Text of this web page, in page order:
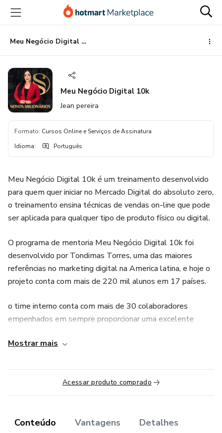
para
conteúdo
principal
para
pagamento
para
rodapé
Meu Negócio Digital 10k
Meu Negócio Digital 10k
Jean pereira
Formato: Cursos Online e Serviços de Assinatura
Idioma: Português
Meu Negócio Digital 10k é um treinamento desenvolvido
para quem quer iniciar no Mercado Digital do absoluto zero,
o treinamento ensina técnicas de vendas on-line que pode
ser aplicada para qualquer tipo de produto físico ou digital.
O programa de mentoria Meu Negócio Digital 10k foi
desenvolvido por Tondimas Torres, uma das maiores
referências no marketing digital na America latina, e hoje o
projeto conta com mais de 220 mil alunos em 17 países.
o time interno conta com mais de 30 colaboradores
empenhados em sempre proporcionar uma excelente
- Certificado de conclusão;
Mostrar mais
Acessar produto comprado
Conteúdo Vantagens Detalhes